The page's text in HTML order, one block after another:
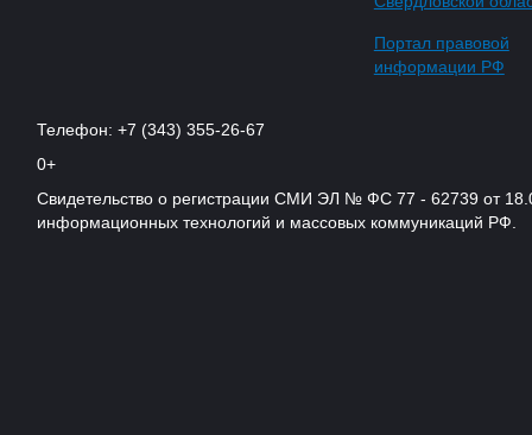
Портал правовой
информации РФ
Телефон: +7 (343) 355-26-67
0+
Свидетельство о регистрации СМИ ЭЛ № ФС 77 - 62739 от
информационных технологий и массовых коммуникаций РФ.